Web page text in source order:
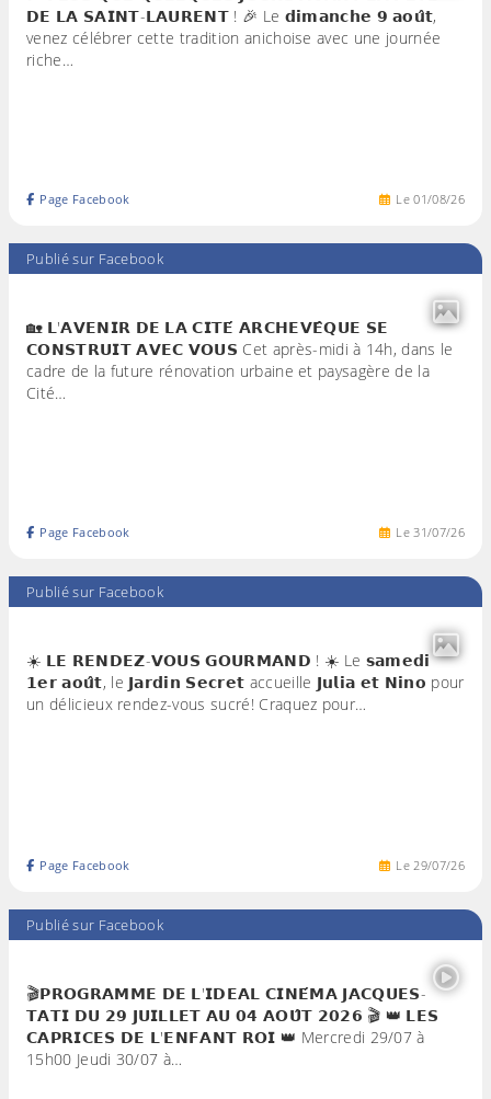
𝗗𝗘 𝗟𝗔 𝗦𝗔𝗜𝗡𝗧-𝗟𝗔𝗨𝗥𝗘𝗡𝗧 ! 🎉 Le 𝗱𝗶𝗺𝗮𝗻𝗰𝗵𝗲 𝟵 𝗮𝗼𝘂̂𝘁,
venez célébrer cette tradition anichoise avec une journée
riche…
Le01/08/26
Page Facebook
Publié sur Facebook
🏡 𝗟'𝗔𝗩𝗘𝗡𝗜𝗥 𝗗𝗘 𝗟𝗔 𝗖𝗜𝗧𝗘́ 𝗔𝗥𝗖𝗛𝗘𝗩𝗘̂𝗤𝗨𝗘 𝗦𝗘
𝗖𝗢𝗡𝗦𝗧𝗥𝗨𝗜𝗧 𝗔𝗩𝗘𝗖 𝗩𝗢𝗨𝗦 Cet après-midi à 14h, dans le
cadre de la future rénovation urbaine et paysagère de la
Cité…
Le31/07/26
Page Facebook
Publié sur Facebook
☀️ 𝗟𝗘 𝗥𝗘𝗡𝗗𝗘𝗭-𝗩𝗢𝗨𝗦 𝗚𝗢𝗨𝗥𝗠𝗔𝗡𝗗 ! ☀️ Le 𝘀𝗮𝗺𝗲𝗱𝗶
𝟭𝗲𝗿 𝗮𝗼𝘂̂𝘁, le 𝗝𝗮𝗿𝗱𝗶𝗻 𝗦𝗲𝗰𝗿𝗲𝘁 accueille 𝗝𝘂𝗹𝗶𝗮 𝗲𝘁 𝗡𝗶𝗻𝗼 pour
un délicieux rendez-vous sucré! Craquez pour…
Le29/07/26
Page Facebook
Publié sur Facebook
🎬𝗣𝗥𝗢𝗚𝗥𝗔𝗠𝗠𝗘 𝗗𝗘 𝗟'𝗜𝗗𝗘𝗔𝗟 𝗖𝗜𝗡𝗘́𝗠𝗔 𝗝𝗔𝗖𝗤𝗨𝗘𝗦-
𝗧𝗔𝗧𝗜 𝗗𝗨 𝟮𝟵 𝗝𝗨𝗜𝗟𝗟𝗘𝗧 𝗔𝗨 𝟬𝟰 𝗔𝗢𝗨̂𝗧 𝟮𝟬𝟮𝟲 🎬 👑 𝗟𝗘𝗦
𝗖𝗔𝗣𝗥𝗜𝗖𝗘𝗦 𝗗𝗘 𝗟'𝗘𝗡𝗙𝗔𝗡𝗧 𝗥𝗢𝗜 👑 Mercredi 29/07 à
15h00 Jeudi 30/07 à…